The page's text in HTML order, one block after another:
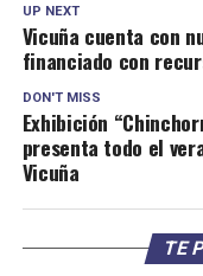
UP NEXT
Vicuña cuenta con
financiado con
DON'T MISS
Exhibición
presenta todo el
Vicuña
TE